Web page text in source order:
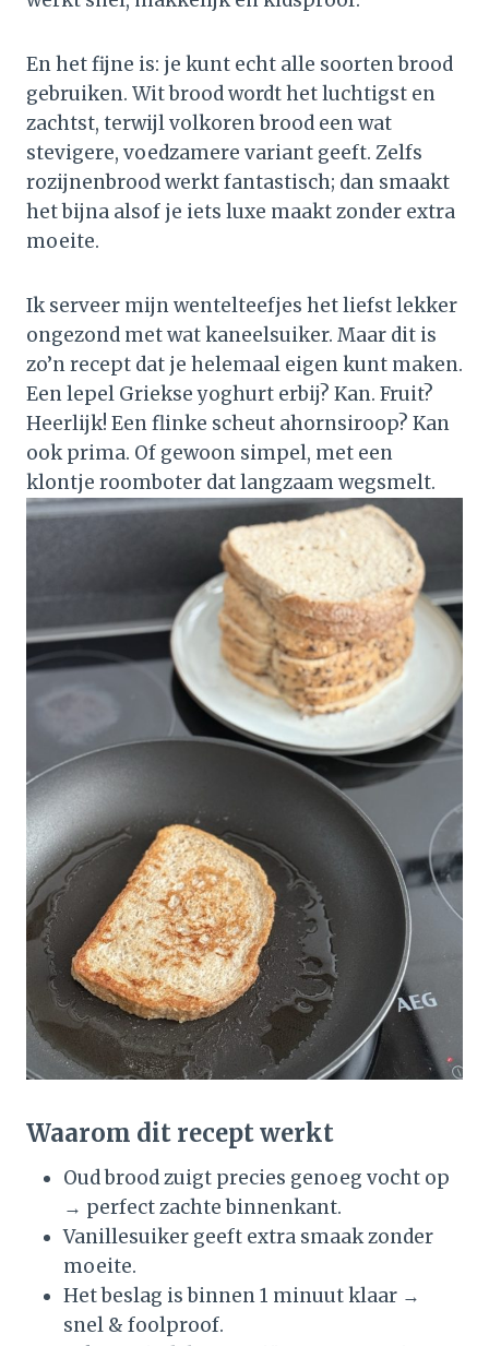
En het fijne is: je kunt echt alle soorten brood
gebruiken. Wit brood wordt het luchtigst en
zachtst, terwijl volkoren brood een wat
stevigere, voedzamere variant geeft. Zelfs
rozijnenbrood werkt fantastisch; dan smaakt
het bijna alsof je iets luxe maakt zonder extra
moeite.
Ik serveer mijn wentelteefjes het liefst lekker
ongezond met wat kaneelsuiker. Maar dit is
zo’n recept dat je helemaal eigen kunt maken.
Een lepel Griekse yoghurt erbij? Kan. Fruit?
Heerlijk! Een flinke scheut ahornsiroop? Kan
ook prima. Of gewoon simpel, met een
klontje roomboter dat langzaam wegsmelt.
Waarom dit recept werkt
Oud brood zuigt precies genoeg vocht op
→ perfect zachte binnenkant.
Vanillesuiker geeft extra smaak zonder
moeite.
Het beslag is binnen 1 minuut klaar →
snel & foolproof.